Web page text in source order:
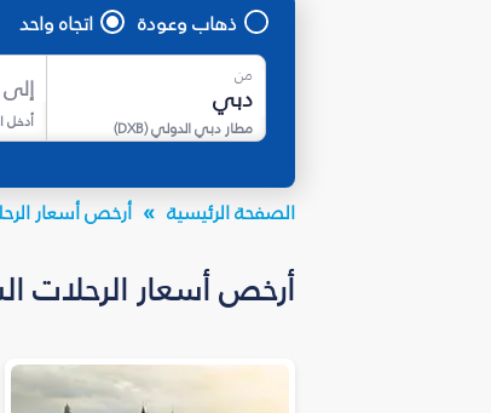
ذهاب وعودة اتجاه واحد
من
مطار دبي الدولي(
DXB
)
إلى
أدخل
الصفحة الرئيسية أرخص أسعار
أرخص أسعار الرحلات